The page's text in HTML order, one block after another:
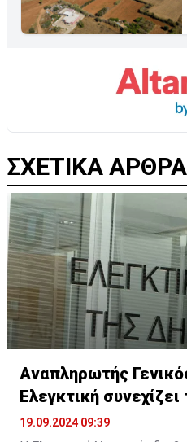
ΣΧΕΤΙΚΑ ΑΡΘΡΑ
Αναπληρωτής
Ελεγκτική
19.09.2024 09:39